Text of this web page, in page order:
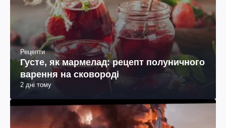
Рецепти
Густе, як мармелад: рецепт полуничного
варення на сковороді
2 дні тому